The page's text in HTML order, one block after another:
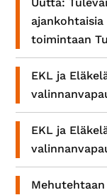
toimintaan
EKL ja
EKL ja